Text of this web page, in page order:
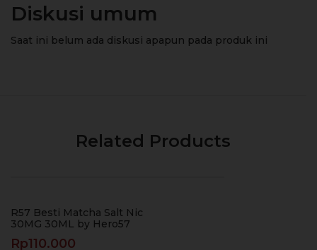
Diskusi umum
Saat ini belum ada diskusi apapun pada produk ini
Related Products
R57 Besti Matcha Salt Nic
30MG 30ML by Hero57
Rp110.000